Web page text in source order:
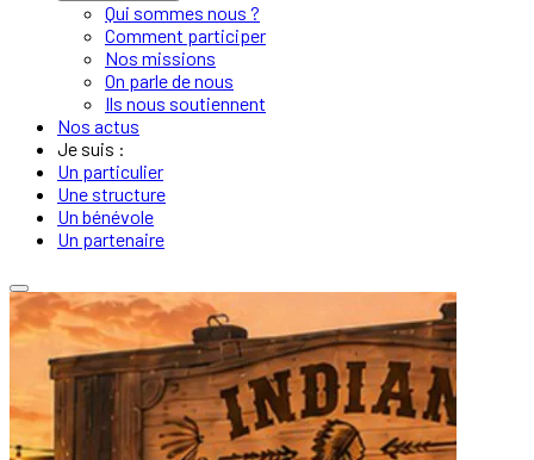
Qui sommes nous ?
Comment participer
Nos missions
On parle de nous
Ils nous soutiennent
Nos actus
Je suis :
Un particulier
Une structure
Un bénévole
Un partenaire